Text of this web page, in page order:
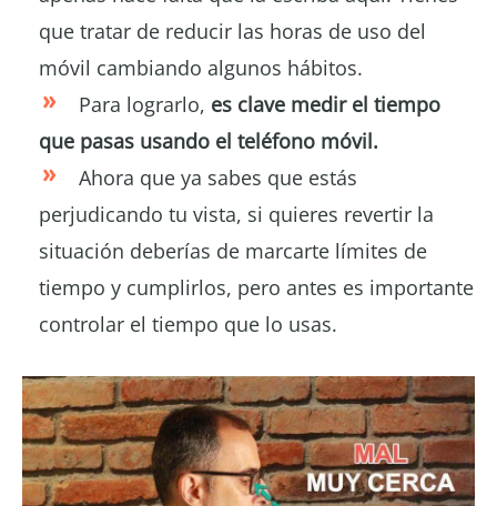
que tratar de reducir las horas de uso del
móvil cambiando algunos hábitos.
Para lograrlo, es clave medir el tiempo
que pasas usando el teléfono móvil.
Ahora que ya sabes que estás
perjudicando tu vista, si quieres revertir la
situación deberías de marcarte límites de
tiempo y cumplirlos, pero antes es importante
controlar el tiempo que lo usas.